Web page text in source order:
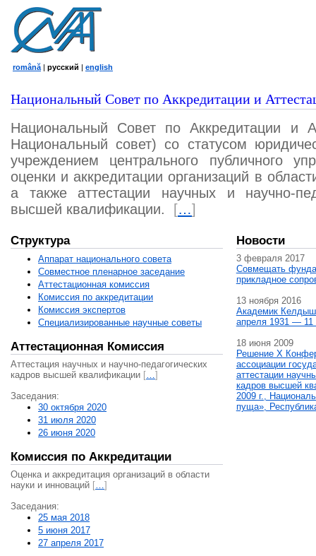
română | русский | english
Национальный Совет по Аккредитации и
Национальный Совет по Аккредитации и
Национальный совет) со статусом
учреждением центрального публичного
оценки и аккредитации организаций в
а также аттестации научных и научно-
высшей квалификации.
[…]
Структура
Аппарат национального совета
Совместное пленарное заседание
Аттестационная комисcия
Комиссия по аккредитации
Комиссия экспертов
Специализированные научные советы
Аттестационная Комиссия
Аттестация научных и научно-педагогических
кадров высшей квалификации […]
Заседания:
30 октября 2020
31 июля 2020
26 июня 2020
Комиссия по Аккредитации
Оценка и аккредитация организаций в области
науки и инноваций […]
Заседания:
25 мая 2018
5 июня 2017
27 апреля 2017
Новости
3 февраля 2017
Совмещать
прикладное
13 ноября 2016
Академик
апреля 1931 — 11
18 июня 2009
Решение X
ассоциации
аттестации
кадров высшей
2009 г.,
пуща»,